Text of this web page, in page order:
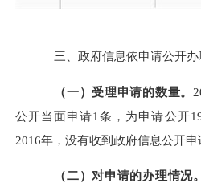
三、政府信息依申请公开
（一）受理申请的数量。
公开当面申请1条，为申请公开
2016年，没有收到政府信息公开申
（二）对申请的办理情况。